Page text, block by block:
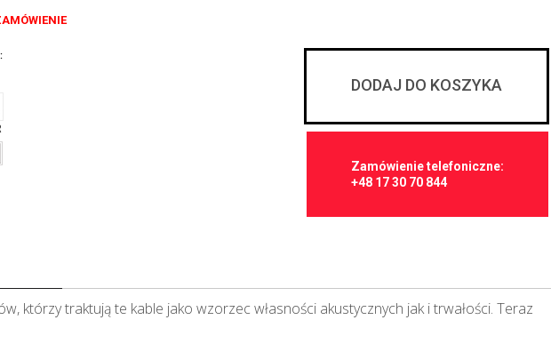
DODAJ DO KOSZYKA
Zamówienie telefoniczne:
+48 17 30 70 844
którzy traktują te kable jako wzorzec własności akustycznych jak i trwałości. Teraz